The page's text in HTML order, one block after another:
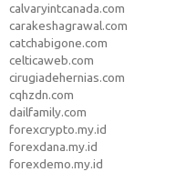
calvaryintcanada.com
carakeshagrawal.com
catchabigone.com
celticaweb.com
cirugiadehernias.com
cqhzdn.com
dailfamily.com
forexcrypto.my.id
forexdana.my.id
forexdemo.my.id